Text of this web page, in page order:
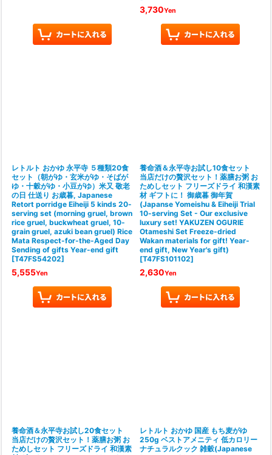
3,730Yen
レトルト おかゆ 永平寺 ５種類20食
セット（朝がゆ・玄米がゆ・そばが
ゆ・十穀がゆ・小豆がゆ）米又 敬老
の日 仕送り お歳暮, Japanese
Retort porridge Eiheiji 5 kinds 20-
serving set (morning gruel, brown
rice gruel, buckwheat gruel, 10-
grain gruel, azuki bean gruel) Rice
Mata Respect-for-the-Aged Day
Sending of gifts Year-end gift
[T47FS54202]
5,555Yen
養命酒＆永平寺お試し10食セット
当店だけの贅沢セット！薬膳お粥 お
ためしセット フリーズドライ 和漢素
材 ギフトに！ 御歳暮 御年賀
(Japanse Yomeishu & Eiheiji Trial
10-serving Set - Our exclusive
luxury set! YAKUZEN OGURIE
Otameshi Set Freeze-dried
Wakan materials for gift! Year-
end gift, New Year's gift)
[T47FS101102]
2,630Yen
養命酒＆永平寺お試し20食セット
当店だけの贅沢セット！薬膳お粥 お
ためしセット フリーズドライ 和漢素
レトルト おかゆ 国産 もち麦がゆ
250g ベストアメニティ 低カロリー
ナチュラルクック 雑穀(Japanese